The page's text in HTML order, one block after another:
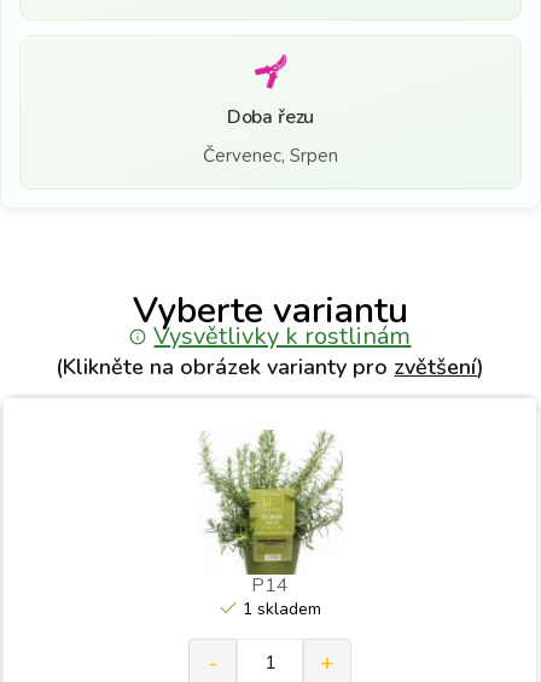
Doba řezu
Červenec, Srpen
Vyberte variantu
Vysvětlivky k rostlinám
(Klikněte na obrázek varianty pro zvětšení)
P14
1 skladem